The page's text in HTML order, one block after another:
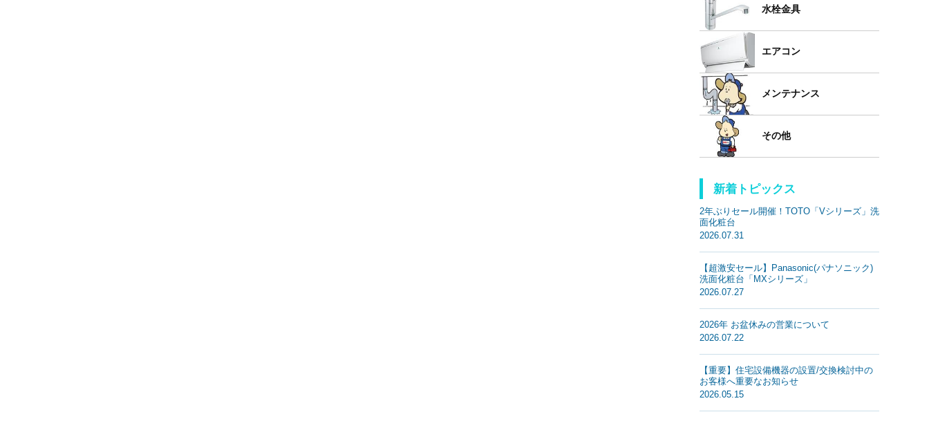
水栓金具
エアコン
メンテナンス
その他
新着トピックス
2年ぶりセール開催！TOTO「Vシリーズ」洗
面化粧台
2026.07.31
【超激安セール】Panasonic(パナソニック)
洗面化粧台「MXシリーズ」
2026.07.27
2026年 お盆休みの営業について
2026.07.22
【重要】住宅設備機器の設置/交換検討中の
お客様へ重要なお知らせ
2026.05.15